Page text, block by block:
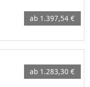
ab 1.397,54 €
ab 1.283,30 €